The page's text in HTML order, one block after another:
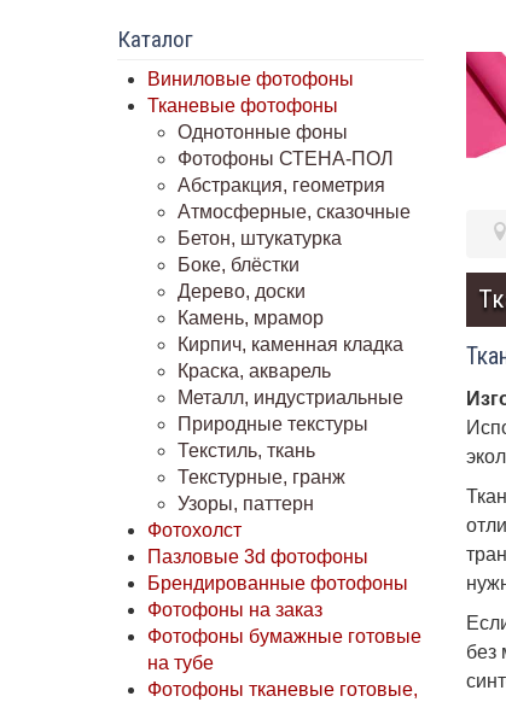
Каталог
Виниловые фотофоны
Тканевые фотофоны
Однотонные фоны
Фотофоны СТЕНА-ПОЛ
Абстракция, геометрия
Атмосферные, сказочные
Бетон, штукатурка
Боке, блёстки
Дерево, доски
Камень, мрамор
Кирпич, каменная кладка
Краска, акварель
Металл, индустриальные
Природные текстуры
Текстиль, ткань
Текстурные, гранж
Узоры, паттерн
Фотохолст
Пазловые 3d фотофоны
Брендированные фотофоны
Фотофоны на заказ
Фотофоны бумажные готовые
на тубе
Фотофоны тканевые готовые,
без